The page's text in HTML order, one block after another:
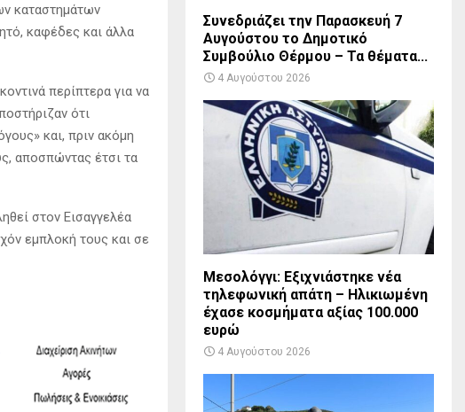
καταστημάτων
καφέδες και άλλα
περίπτερα για να
ότι
και, πριν ακόμη
αποσπώντας έτσι τα
στον Εισαγγελέα
εμπλοκή τους και σε
Συνεδριάζει την Παρασκευή 7
Αυγούστου το Δημοτικό
Συμβούλιο Θέρμου – Τα θέματα...
4 Αυγούστου 2026
Μεσολόγγι: Εξιχνιάστηκε νέα
τηλεφωνική απάτη – Ηλικιωμένη
έχασε κοσμήματα αξίας 100.000
ευρώ
4 Αυγούστου 2026